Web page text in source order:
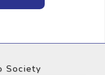
Society